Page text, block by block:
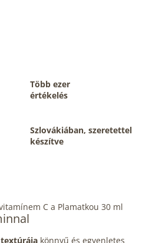
Több ezer
értékelés
Szlovákiában, szeretettel
készítve
könnyű és egyenletes